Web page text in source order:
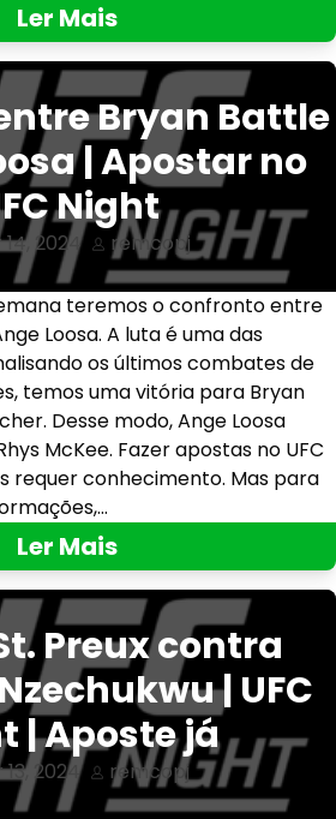
Ler Mais
Bryan Battle
| Apostar no
Night
2024 remcopj
teremos o confronto entre
Loosa. A luta é uma das
os últimos combates de
temos uma vitória para Bryan
Desse modo, Ange Loosa
McKee. Fazer apostas no UFC
requer conhecimento. Mas para
Ler Mais
Preux contra
| UFC
| Aposte já
2024 remcopj